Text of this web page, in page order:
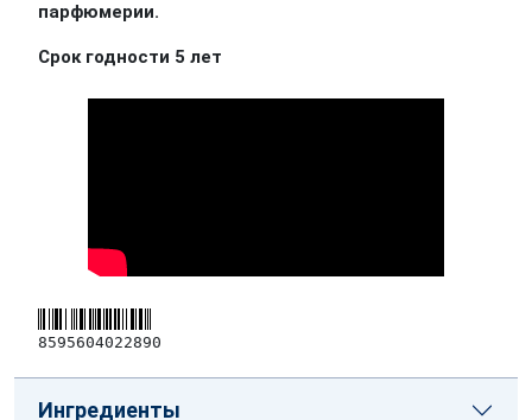
парфюмерии.
Срок годности 5 лет
8595604022890
Ингредиенты